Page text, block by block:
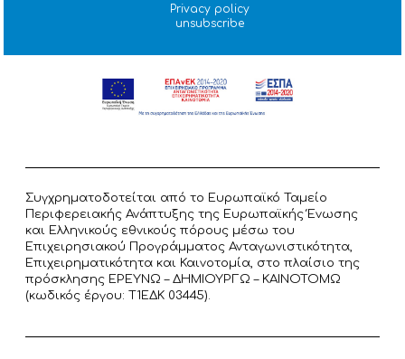
Privacy policy
unsubscribe
Συγχρηματοδοτείται από το Ευρωπαϊκό Ταμείο
Περιφερειακής Ανάπτυξης της Ευρωπαϊκής Ένωσης
και Ελληνικούς εθνικούς πόρους μέσω του
Επιχειρησιακού Προγράμματος Ανταγωνιστικότητα,
Επιχειρηματικότητα και Καινοτομία, στο πλαίσιο της
πρόσκλησης ΕΡΕΥΝΩ – ΔΗΜΙΟΥΡΓΩ – ΚΑΙΝΟΤΟΜΩ
(κωδικός έργου: T1ΕΔΚ 03445).